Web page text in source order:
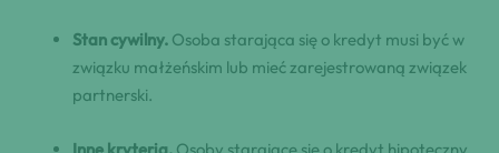
Stan cywilny. Osoba starająca się o kredyt musi być w
związku małżeńskim lub mieć zarejestrowaną związek
partnerski.